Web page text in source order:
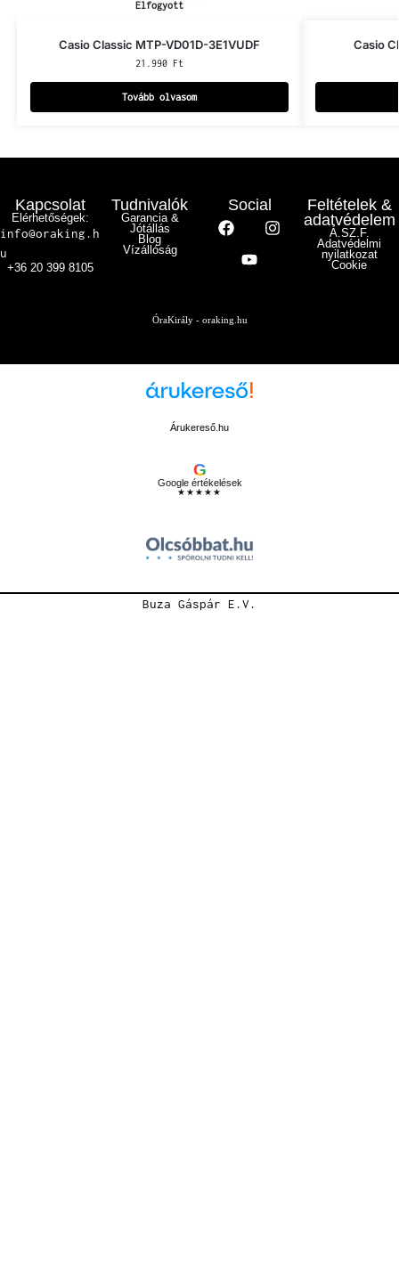
Elfogyott
Casio Classic MTP-VD01D-3E1VUDF
21.990 Ft
Tovább olvasom
Casio
Kapcsolat
Elérhetőségek:
info@oraking.h
u
+36 20 399 8105
Tudnivalók
Garancia &
Jótállás
Blog
Vízállóság
Social
Feltételek &
adatvédelem
Á.SZ.F.
Adatvédelmi
nyilatkozat
Cookie
ÓraKirály - oraking.hu
Árukereső.hu
G
Google értékelések
★★★★★
Buza Gáspár E.V.